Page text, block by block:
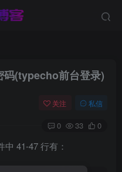
(typecho前台登录)
关注 私信
0 33 0
41-47 行有：